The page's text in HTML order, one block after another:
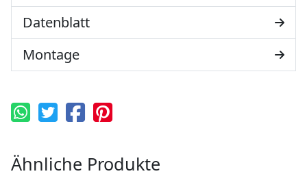
Datenblatt
Montage
Ähnliche Produkte